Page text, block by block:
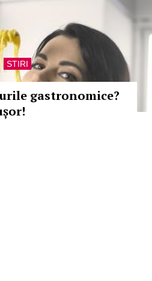
STIRI
gastronomice?